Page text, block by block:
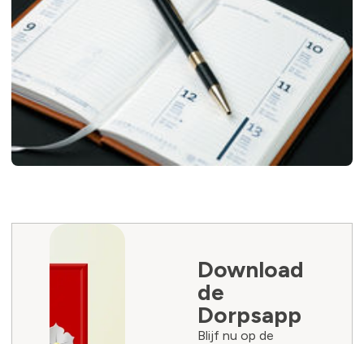
Download
de
Dorpsapp
Blijf nu op de